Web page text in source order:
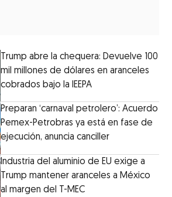
Trump abre la chequera: Devuelve 100
mil millones de dólares en aranceles
cobrados bajo la IEEPA
Preparan ‘carnaval petrolero’: Acuerdo
Pemex-Petrobras ya está en fase de
ejecución, anuncia canciller
Industria del aluminio de EU exige a
Trump mantener aranceles a México
al margen del T-MEC